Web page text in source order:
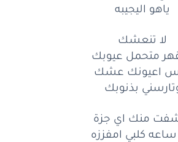
لالالاخيي
لاجابك
لاجابكالله
اشمصيبه
اليجيبه
ياهو اليجيبه
لا تنعشك
متحمل عيوبك
اعيونك عشك
بذنوبك
شفت منك اي جزة
كلبي امفززه